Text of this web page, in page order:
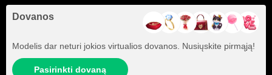
Dovanos
Modelis dar neturi jokios virtualios dovanos. Nusiųskite pirmąją!
Pasirinkti dovaną